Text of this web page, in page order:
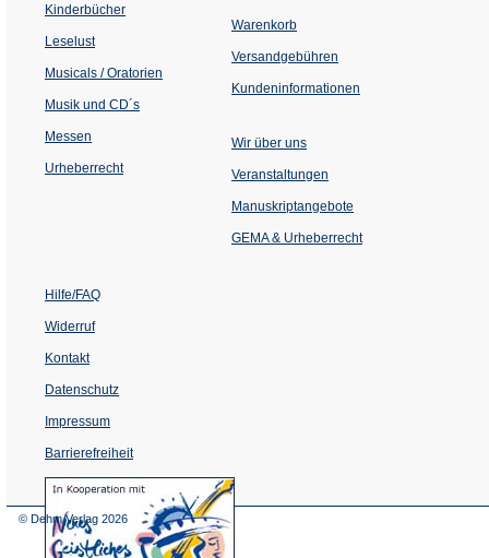
Kinderbücher
Leselust
Musicals / Oratorien
Musik und CD´s
Messen
Urheberrecht
Warenkorb
Versandgebühren
Kundeninformationen
Wir über uns
Veranstaltungen
einem
Tab)
Manuskriptangebote
GEMA & Urheberrecht
Hilfe/FAQ
Widerruf
Kontakt
Datenschutz
Impressum
Barrierefreiheit
(Öffnet
in
© Dehm Verlag 2026